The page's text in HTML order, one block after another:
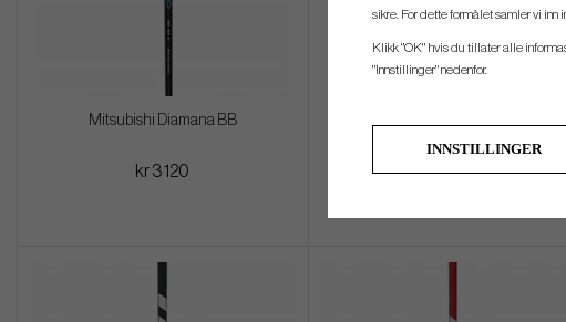
Mitsubishi Diamana BB
kr 3 120
HandCrafted
kr 3 000
sikre. For dette formålet samler vi inn
Klikk "OK" hvis du tillater alle
"Innstillinger" nedenfor.
INNSTILLINGER